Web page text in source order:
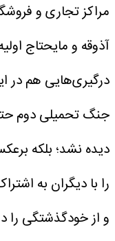
مراکز تجاری و
آذوقه و مایحتاج
درگیری‌هایی هم در
جنگ تحمیلی دوم
دیده نشد؛ بلکه
را با دیگران به
و از خودگذشتگی را